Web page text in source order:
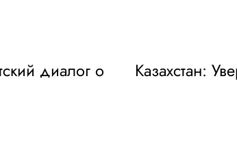
диалог о
Казахстан: